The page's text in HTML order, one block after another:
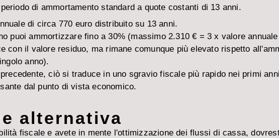
di ammortamento standard a quote costanti di 13 anni.
di circa 770 euro distribuito su 13 anni.
puoi ammortizzare fino a 30% (massimo 2.310 € = 3 x valore
con il valore residuo, ma rimane comunque più elevato rispetto
anno).
ciò si traduce in uno sgravio fiscale più rapido nei primi
dal punto di vista economico.
alternativa
fiscale e avete in mente l'ottimizzazione dei flussi di cassa,